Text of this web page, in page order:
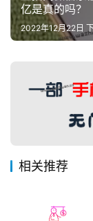
亿是真的吗？
2022年12月22日
相关推荐